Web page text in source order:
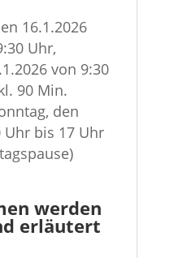
16.1.2026
Uhr,
von 9:30
90 Min.
den
Uhr bis 17 Uhr
werden
erläutert